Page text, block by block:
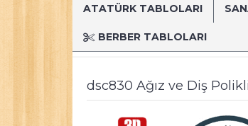
ATATÜRK TABLOLARI
BERBER TABLOLARI
Anasayfa Dekoratif Kanvas Tablolar
dsc830 Ağız ve Diş